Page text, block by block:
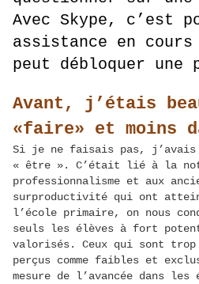
Avec Skype, c’est
assistance en
peut débloquer une
Avant, j’étais
«faire» et moins
Si je ne faisais pas, j’avais
« être ». C’était lié à la
professionnalisme et aux
surproductivité qui ont
l’école primaire, on nous
seuls les élèves à fort
valorisés. Ceux qui sont trop
perçus comme faibles et
mesure de l’avancée dans les